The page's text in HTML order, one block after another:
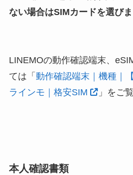
ない場合はSIMカードを選びま
LINEMOの動作確認端末、
ては「 動作確認端末｜機種｜
ラインモ｜格安SIM
」をご
本人確認書類